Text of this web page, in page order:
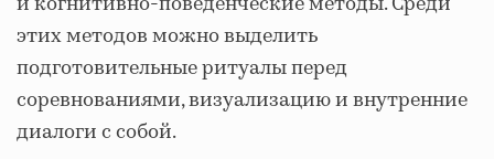
этих методов можно выделить
подготовительные ритуалы перед
соревнованиями, визуализацию и внутренние
диалоги с собой.